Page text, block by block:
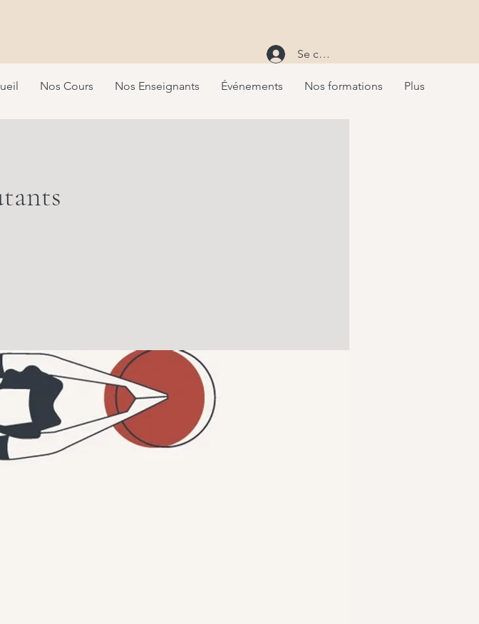
Nos Cours Nos Enseignants Événements Nos formations Plus
Se connecter